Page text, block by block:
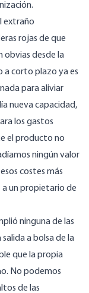
extraño
rojas de que
obvias desde la
a corto plazo ya es
para aliviar
nueva capacidad,
los gastos
el producto no
ningún valor
costes más
un propietario de
ninguna de las
a bolsa de la
que la propia
No podemos
de las